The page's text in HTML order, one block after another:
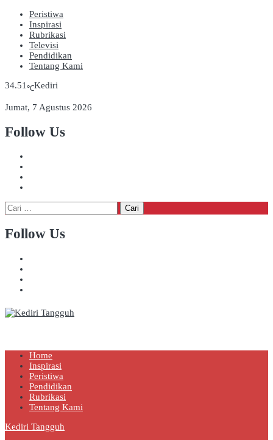
Peristiwa
Inspirasi
Rubrikasi
Televisi
Pendidikan
Tentang Kami
34.51 ℃Kediri
Jumat, 7 Agustus 2026
Follow Us
Cari
untuk:
Follow Us
Home
Inspirasi
Peristiwa
Pendidikan
Rubrikasi
Tentang Kami
Kediri Tangguh